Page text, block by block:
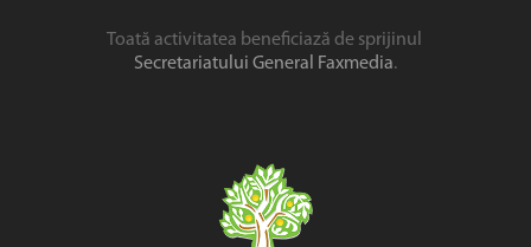
Toată activitatea beneficiază de sprijinul
Secretariatului General Faxmedia.